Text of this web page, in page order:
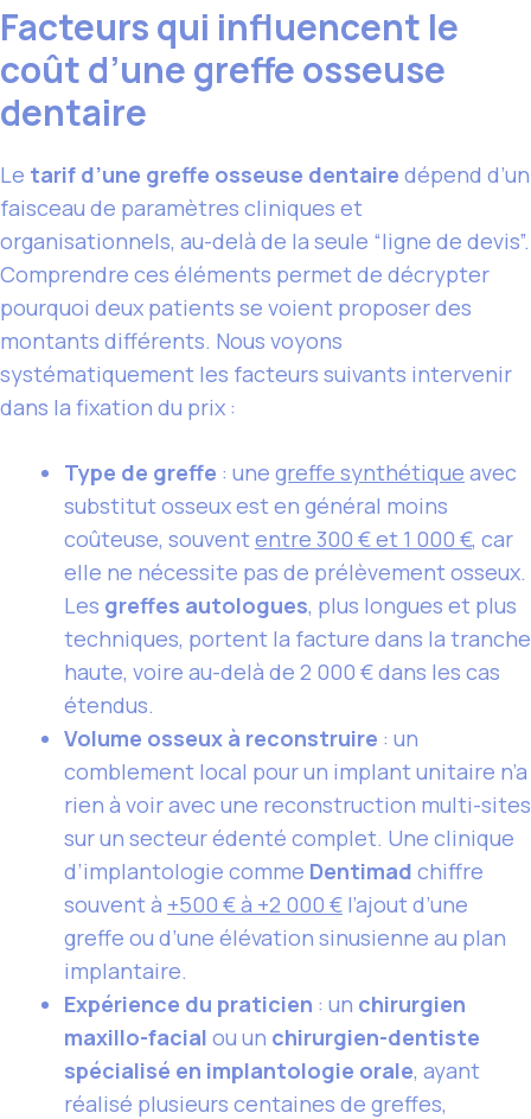
Facteurs qui influencent le
coût d’une greffe osseuse
dentaire
Le tarif d’une greffe osseuse dentaire dépend d’un
faisceau de paramètres cliniques et
organisationnels, au-delà de la seule “ligne de devis”.
Comprendre ces éléments permet de décrypter
pourquoi deux patients se voient proposer des
montants différents. Nous voyons
systématiquement les facteurs suivants intervenir
dans la fixation du prix :
Type de greffe : une greffe synthétique avec
substitut osseux est en général moins
coûteuse, souvententre 300 € et 1 000 €, car
elle ne nécessite pas de prélèvement osseux.
Les greffes autologues, plus longues et plus
techniques, portent la facture dans la tranche
haute, voire au-delà de 2 000 € dans les cas
étendus.
Volume osseux à reconstruire : un
comblement local pour un implant unitaire n’a
rien à voir avec une reconstruction multi-sites
sur un secteur édenté complet. Une clinique
d’implantologie comme Dentimad chiffre
souvent à +500 € à +2 000 € l’ajout d’une
greffe ou d’une élévation sinusienne au plan
implantaire.
Expérience du praticien : un chirurgien
maxillo-facial ou un chirurgien-dentiste
spécialisé en implantologie orale, ayant
réalisé plusieurs centaines de greffes,